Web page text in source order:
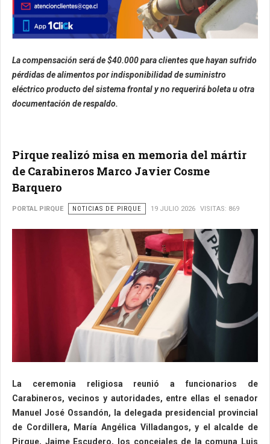
La compensación será de $40.000 para clientes que hayan sufrido
pérdidas de alimentos por indisponibilidad de suministro
eléctrico producto del sistema frontal y no requerirá boleta u otra
documentación de respaldo.
Pirque realizó misa en memoria del mártir
de Carabineros Marco Javier Cosme
Barquero
PORTAL PIRQUE NOTICIAS DE PIRQUE 19 JULIO 2026 VISITAS: 869
La ceremonia religiosa reunió a funcionarios de
Carabineros, vecinos y autoridades, entre ellas el senador
Manuel José Ossandón, la delegada presidencial provincial
de Cordillera, María Angélica Villadangos, y el alcalde de
Pirque, Jaime Escudero,
los concejales de la comuna Luis